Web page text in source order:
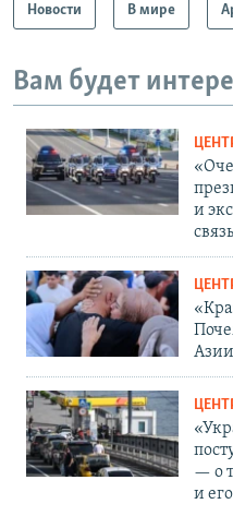
Новости В мире
Вам будет
и
— о
и